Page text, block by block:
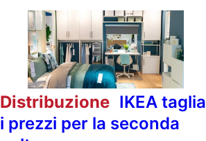
Distribuzione IKEA taglia
i prezzi per la seconda